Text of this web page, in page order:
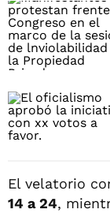
El velatorio
14 a 24,